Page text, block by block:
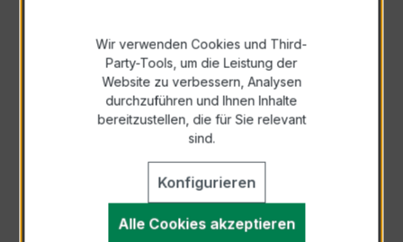
Zur Sammelanfrage hinzufügen
Anfrage telefonisch
Als PDF exportieren
Wir verwenden Cookies und Third-
Party-Tools, um die Leistung der
Website zu verbessern, Analysen
durchzuführen und Ihnen Inhalte
bereitzustellen, die für Sie relevant
sind.
Konfigurieren
Alle Cookies akzeptieren